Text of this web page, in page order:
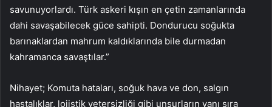
savunuyorlardı. Türk askeri kışın en çetin zamanlarında
dahi savaşabilecek güce sahipti. Dondurucu soğukta
barınaklardan mahrum kaldıklarında bile durmadan
kahramanca savaştılar.”
Nihayet; Komuta hataları, soğuk hava ve don, salgın
hastalıklar, lojistik yetersizliği gibi unsurların yanı sıra